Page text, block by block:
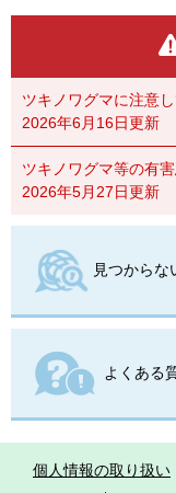
ツキノワグマに注意
2026年6月16日更新
ツキノワグマ等の有
2026年5月27日更新
見つからな
よくある
個人情報の取り扱い